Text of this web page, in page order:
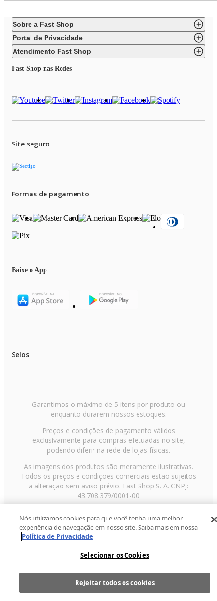
Sobre a Fast Shop
Portal de Privacidade
Atendimento Fast Shop
Fast Shop nas Redes
Site seguro
Formas de pagamento
Baixe o App
Selos
Garantimos o máximo de 5 itens por produto ou
enquanto durarem nossos estoques.
Preços e condições de pagamento válidos
exclusivamente para compras efetuadas no site,
podendo diferir na rede de lojas físicas.
As imagens dos produtos são meramente ilustrativas.
Todos os preços e condições comerciais estão sujeitos
a alteração sem aviso prévio. Fast Shop S. A. CNPJ:
43.708.379/0001-00
Paulo/SP, CEP 02029-001, Telefone: 11 3003-3728 ©
2013 Fast Shop - Todos os direitos reservadosRF
Nós utilizamos cookies para que você tenha uma melhor
experiência de navegação em nosso site. Saiba mais em nossa
Política de Privacidade
Selecionar os Cookies
Rejeitar todos os cookies